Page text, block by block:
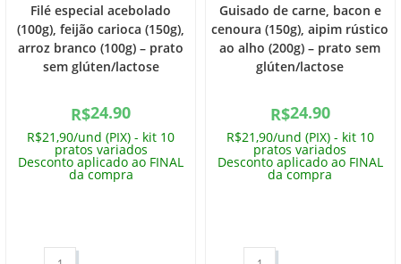
Filé especial acebolado
(100g), feijão carioca (150g),
arroz branco (100g) – prato
sem glúten/lactose
R$24.90
R$21,90/und (PIX) - kit 10
pratos variados
Desconto aplicado ao FINAL
da compra
Guisado de carne, bacon e
cenoura (150g), aipim rústico
ao alho (200g) – prato sem
glúten/lactose
R$24.90
R$21,90/und (PIX) - kit 10
pratos variados
Desconto aplicado ao FINAL
da compra